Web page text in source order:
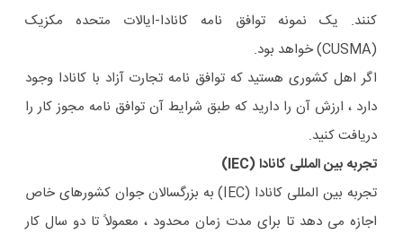
کنند. یک نمونه توافق نامه کانادا-ایالات متحده مکزیک
(CUSMA) خواهد بود.
اگر اهل کشوری هستید که توافق نامه تجارت آزاد با کانادا وجود
دارد ، ارزش آن را دارید که طبق شرایط آن توافق نامه مجوز کار را
دریافت کنید.
تجربه بین المللی کانادا (IEC)
تجربه بین المللی کانادا (IEC) به بزرگسالان جوان کشورهای خاص
اجازه می دهد تا برای مدت زمان محدود ، معمولاً تا دو سال کار